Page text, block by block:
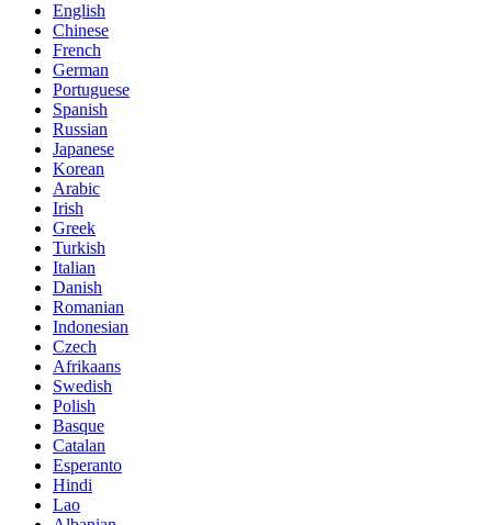
English
Chinese
French
German
Portuguese
Spanish
Russian
Japanese
Korean
Arabic
Irish
Greek
Turkish
Italian
Danish
Romanian
Indonesian
Czech
Afrikaans
Swedish
Polish
Basque
Catalan
Esperanto
Hindi
Lao